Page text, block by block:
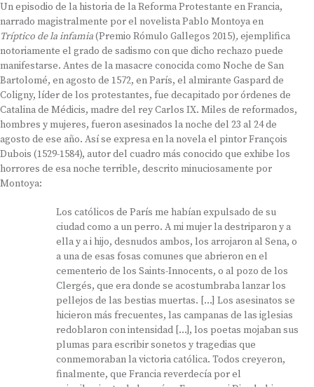
Un episodio de la historia de la Reforma Protestante en Francia,
narrado magistralmente por el novelista Pablo Montoya en
Tríptico de la infamia(Premio Rómulo Gallegos 2015), ejemplifica
notoriamente el grado de sadismo con que dicho rechazo puede
manifestarse. Antes de la masacre conocida como Noche de San
Bartolomé, en agosto de 1572, en París, el almirante Gaspard de
Coligny, líder de los protestantes, fue decapitado por órdenes de
Catalina de Médicis, madre del rey Carlos IX. Miles de reformados,
hombres y mujeres, fueron asesinados la noche del 23 al 24 de
agosto de ese año. Así se expresa en la novela el pintor François
Dubois (1529-1584), autor del cuadro más conocido que exhibe los
horrores de esa noche terrible, descrito minuciosamente por
Montoya:
Los católicos de París me habían expulsado de su
ciudad como a un perro. A mi mujer la destriparon y a
ella y a i hijo, desnudos ambos, los arrojaron al Sena, o
a una de esas fosas comunes que abrieron en el
cementerio de los Saints-Innocents, o al pozo de los
Clergés, que era donde se acostumbraba lanzar los
pellejos de las bestias muertas. […] Los asesinatos se
hicieron más frecuentes, las campanas de las iglesias
redoblaron con intensidad […], los poetas mojaban sus
plumas para escribir sonetos y tragedias que
conmemoraban la victoria católica. Todos creyeron,
finalmente, que Francia reverdecía por el